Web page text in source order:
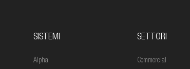
SISTEMI
Alpha
SETTORI
Commercial